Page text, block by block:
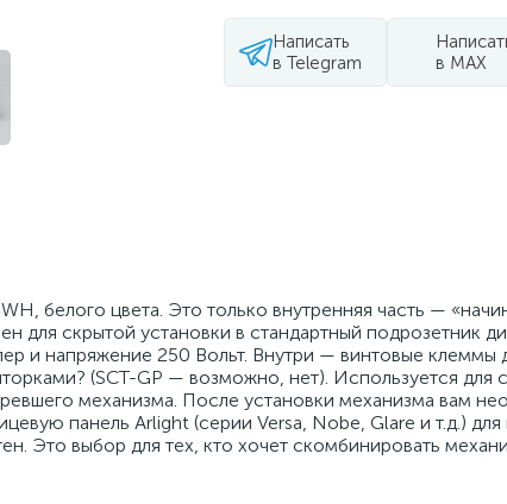
Написать
в Telegram
в MAX
белого цвета. Это только внутренняя часть —
для скрытой установки в стандартный подрозетник
и напряжение 250 Вольт. Внутри — винтовые клеммы
(SCT-GP — возможно, нет). Используется для
механизма. После установки механизма вам
панель Arlight (серии Versa, Nobe, Glare и т.д.) для
Это выбор для тех, кто хочет скомбинировать